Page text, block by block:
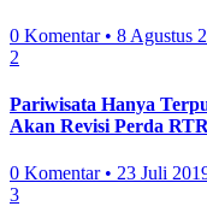
0 Komentar • 8 Agustus
2
Pariwisata Hanya
Akan Revisi Perda
0 Komentar • 23 Juli
3